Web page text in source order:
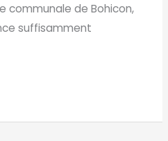
communale de Bohicon,
suffisamment